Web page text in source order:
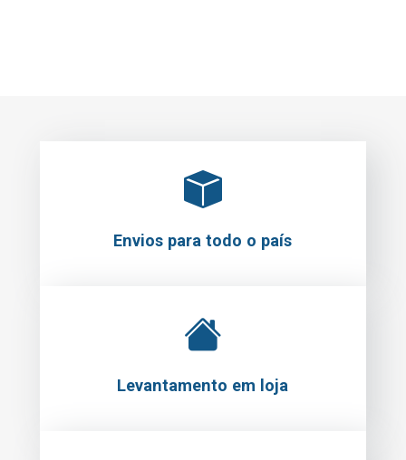
Envios para todo o país
Levantamento em loja